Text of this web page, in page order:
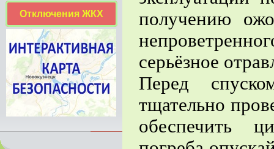
получению
серьёзное
Перед
тщательно
обеспечить
Отключения ЖКХ